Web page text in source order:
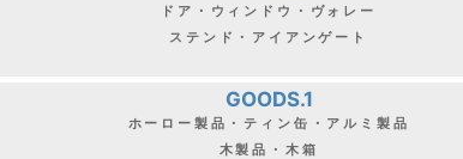
ドア・ウィンドウ・ヴォレー
ステンド・アイアンゲート
GOODS.1
ホーロー製品・ティン缶・アルミ製品
木製品・木箱